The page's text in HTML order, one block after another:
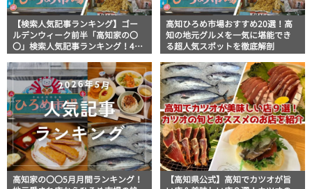
【検索人気記事ランキング】ゴー
ルデンウィーク前半「高知家の〇
〇」検索人気記事ランキング！4月
高知ひろめ市場おすすめ20選！高
知の地元グルメを一気に堪能でき
る超人気スポットを徹底解剖
高知家の〇〇5月月間ランキング！
【高知県公式】高知でカツオが旨